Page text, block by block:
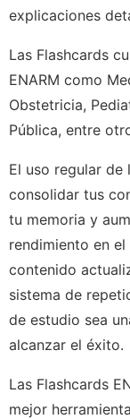
explicaciones
Las Flashcards
ENARM como
Obstetricia,
Pública, entre
El uso regular de
consolidar tus
tu memoria y
rendimiento en
contenido
sistema de
de estudio sea
alcanzar el éxito.
Las Flashcards
mejor